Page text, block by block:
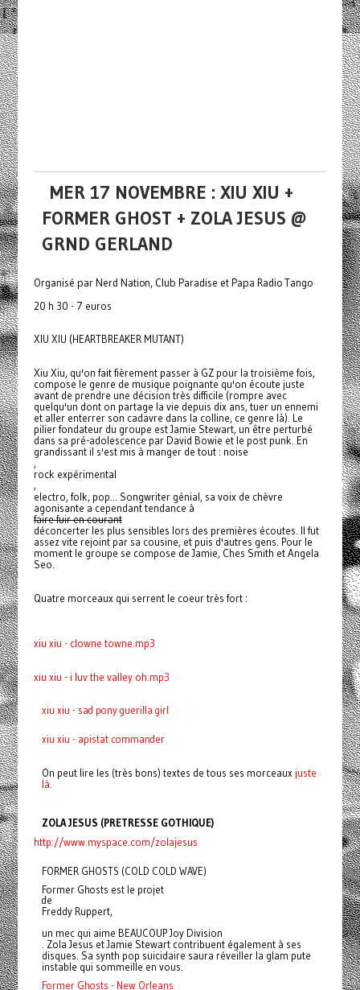
MER 17 NOVEMBRE : XIU XIU +
FORMER GHOST + ZOLA JESUS @
GRND GERLAND
Organisé par Nerd Nation, Club Paradise et Papa Radio Tango
20 h 30 - 7 euros
XIU XIU (HEARTBREAKER MUTANT)
Xiu Xiu, qu'on fait fièrement passer à GZ pour la troisième fois,
compose le genre de musique poignante qu'on écoute juste
avant de prendre une décision très difficile (rompre avec
quelqu'un dont on partage la vie depuis dix ans, tuer un ennemi
et aller enterrer son cadavre dans la colline, ce genre là). Le
pilier fondateur du groupe est Jamie Stewart, un être perturbé
dans sa pré-adolescence par David Bowie et le post punk. En
grandissant il s'est mis à manger de tout : noise
,
rock expérimental
,
electro, folk, pop... Songwriter génial, sa voix de chèvre
agonisante a cependant tendance à
faire fuir en courant
déconcerter les plus sensibles lors des premières écoutes. Il fut
assez vite rejoint par sa cousine, et puis d'autres gens. Pour le
moment le groupe se compose de Jamie, Ches Smith et Angela
Seo.
Quatre morceaux qui serrent le coeur très fort :
xiu xiu - clowne towne.mp3
xiu xiu - i luv the valley oh.mp3
xiu xiu - sad pony guerilla girl
xiu xiu - apistat commander
On peut lire les (très bons) textes de tous ses morceaux juste
là
ZOLA JESUS (PRETRESSE GOTHIQUE)
http://www.myspace.com/zolajesus
FORMER GHOSTS (COLD COLD WAVE)
Former Ghosts est le projet
de
Freddy Ruppert,
un mec qui aime BEAUCOUP Joy Division
. Zola Jesus et Jamie Stewart contribuent également à ses
disques. Sa synth pop suicidaire saura réveiller la glam pute
instable qui sommeille en vous.
Former Ghosts - New Orleans